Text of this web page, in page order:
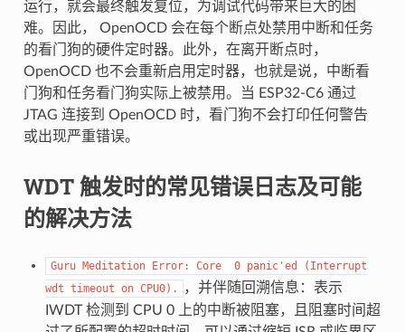
运行，就会最终触发复位，为调试代码带来巨大的困
难。因此， OpenOCD 会在每个断点处禁用中断和任务
的看门狗的硬件定时器。此外，在离开断点时，
OpenOCD 也不会重新启用定时器，也就是说，中断看
门狗和任务看门狗实际上被禁用。当 ESP32-C6 通过
JTAG 连接到 OpenOCD 时，看门狗不会打印任何警告
或出现严重错误。
WDT 触发时的常见错误日志及可能
的解决方法
Guru Meditation Error: Core 0 panic'ed
(Interrupt
wdt timeout on CPU0).
，并伴随回溯信息：表示
IWDT 检测到 CPU 0 上的中断被阻塞，且阻塞时间超